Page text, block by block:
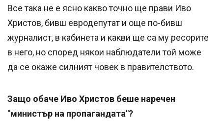
Все така не е ясно какво точно ще прави Иво
Христов, бивш евродепутат и още по-бивш
журналист, в кабинета и какви ще са му ресорите
в него, но според някои наблюдатели той може
да се окаже силният човек в правителството.
Защо обаче Иво Христов беше наречен
"министър на пропагандата"?